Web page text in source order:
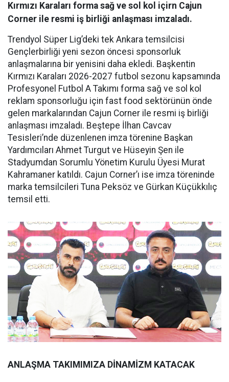
Kırmızı Karaları forma sağ ve sol kol içirn Cajun
Corner ile resmi iş birliği anlaşması imzaladı.
Trendyol Süper Lig’deki tek Ankara temsilcisi
Gençlerbirliği yeni sezon öncesi sponsorluk
anlaşmalarına bir yenisini daha ekledi. Başkentin
Kırmızı Karaları 2026-2027 futbol sezonu kapsamında
Profesyonel Futbol A Takımı forma sağ ve sol kol
reklam sponsorluğu için fast food sektörünün önde
gelen markalarından Cajun Corner ile resmi iş birliği
anlaşması imzaladı. Beştepe İlhan Cavcav
Tesisleri’nde düzenlenen imza törenine Başkan
Yardımcıları Ahmet Turgut ve Hüseyin Şen ile
Stadyumdan Sorumlu Yönetim Kurulu Üyesi Murat
Kahramaner katıldı. Cajun Corner’ı ise imza töreninde
marka temsilcileri Tuna Peksöz ve Gürkan Küçükkılıç
temsil etti.
ANLAŞMA TAKIMIMIZA DİNAMİZM KATACAK